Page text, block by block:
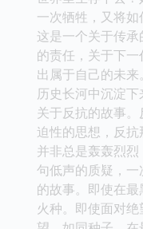
一次牺牲，又将
这是一个关于传
的责任，关于下
出属于自己的未
历史长河中沉淀
关于反抗的故事
迫性的思想，反
并非总是轰轰烈
句低声的质疑，
的故事。即使在
火种。即使面对